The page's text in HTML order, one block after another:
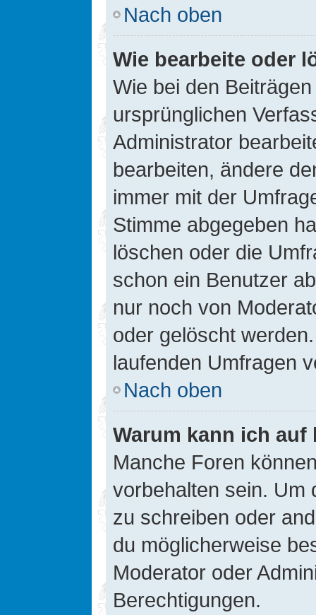
Nach oben
Wie bearbeite oder
Wie bei den
ursprünglichen
Administrator
bearbeiten, ändere
immer mit der
Stimme abgegeben
löschen oder die
schon ein Benutzer
nur noch von
oder gelöscht
laufenden Umfragen
Nach oben
Warum kann ich
Manche Foren
vorbehalten sein. Um
zu schreiben oder
du möglicherweise
Moderator oder
Berechtigungen.